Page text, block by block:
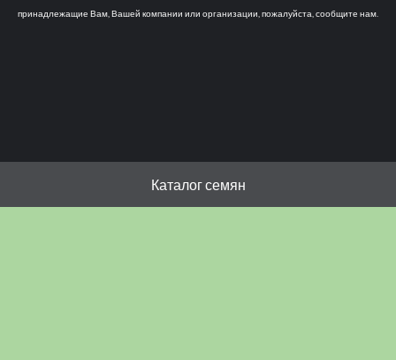
принадлежащие Вам, Вашей компании или организации, пожалуйста, сообщите нам.
Каталог семян